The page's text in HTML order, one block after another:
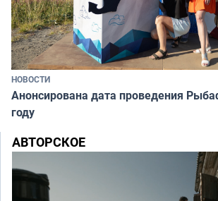
НОВОСТИ
Анонсирована дата проведения
году
АВТОРСКОЕ